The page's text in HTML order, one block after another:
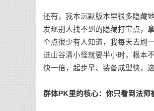
还有，我本沉默版本里很多隐藏
发现别人找不到的隐藏打宝点，
个点很少有人知道，我每天去刷
进山谷清小怪就要半小时，根本
快一倍，起步早、装备成型快，
群体PK里的核心：你只看到法